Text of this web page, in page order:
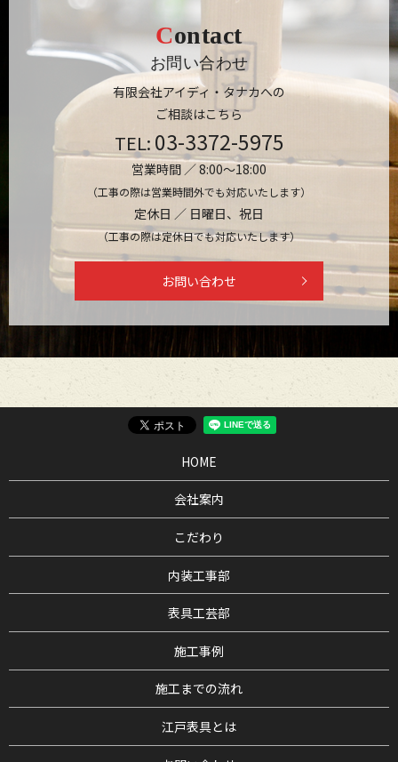
Contact
お問い合わせ
有限会社アイディ・タナカへの
ご相談はこちら
TEL: 03-3372-5975
営業時間 ／ 8:00～18:00
（工事の際は営業時間外でも対応いたします）
定休日 ／ 日曜日、祝日
（工事の際は定休日でも対応いたします）
お問い合わせ
HOME
会社案内
こだわり
内装工事部
表具工芸部
施工事例
施工までの流れ
江戸表具とは